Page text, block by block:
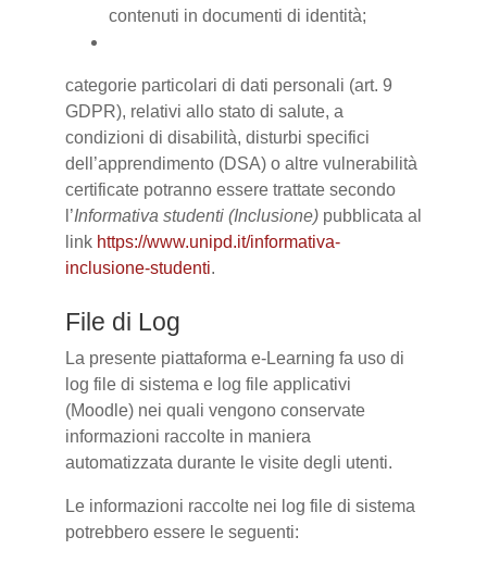
contenuti in documenti di identità;
categorie particolari di dati personali (art. 9
GDPR), relativi allo stato di salute, a
condizioni di disabilità, disturbi specifici
dell’apprendimento (DSA) o altre vulnerabilità
certificate potranno essere trattate secondo
l’Informativa studenti (Inclusione) pubblicata al
link https://www.unipd.it/informativa-
inclusione-studenti.
File di Log
La presente piattaforma e-Learning fa uso di
log file di sistema e log file applicativi
(Moodle) nei quali vengono conservate
informazioni raccolte in maniera
automatizzata durante le visite degli utenti.
Le informazioni raccolte nei log file di sistema
potrebbero essere le seguenti: